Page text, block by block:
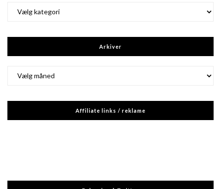
Arkiver
Affiliate links / reklame